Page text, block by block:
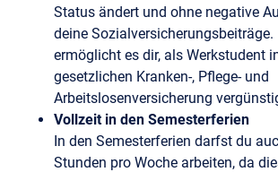
Status ändert und ohne negative
deine Sozialversicherungsbeiträge.
ermöglicht es dir, als Werkstudent
gesetzlichen Kranken-, Pflege- und
Arbeitslosenversicherung
Vollzeit in den Semesterferien
In den Semesterferien darfst du
Stunden pro Woche arbeiten, da